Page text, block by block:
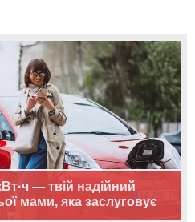
— твій надійний
мами, яка заслуговує